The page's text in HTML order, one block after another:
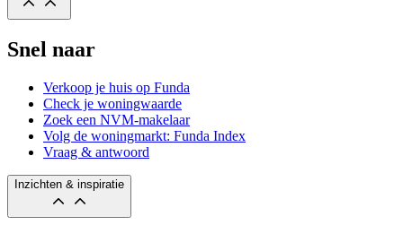
Snel naar
Verkoop je huis op Funda
Check je woningwaarde
Zoek een NVM-makelaar
Volg de woningmarkt: Funda Index
Vraag & antwoord
Inzichten & inspiratie